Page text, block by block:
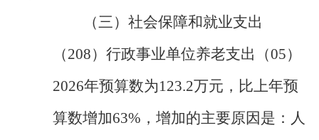
（三） 社会保障和就业支出
（208） 行政事业单位养老支出 （05）
2026年预算数为123.2万元 ，比上年预
算数增加63%， 增加的主要原因是： 人